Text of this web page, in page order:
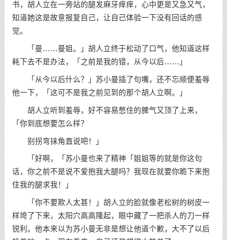
书，胡人立在一旁站的腿发麻牙痒痒，心中更是又急又气，
知道她这是故意报复自己，让自己体验一下没有回话的感
觉。
「曼……曼姐。」胡人立终于松动了口气，他知道这样
耗下去不是办法，「之前是我的错，从今以后……」
「从今以后什么？」苏小曼插了句嘴，还不忘顺便羞辱
他一下，「这可不是我之前见到的那个胡人立啊。」
胡人立听到羞辱，好不容易憋住的脾气又顶了上来，
「你到底想要怎么样？
别拐弯抹角直说吧！」
「好啊，「苏小曼也来了精神「姐姐等的就是你这句
话，你之前不是说不爱抱我大腿吗？我现在就要你跪下来抱
住我的腿求我！」
「你不要欺人太甚！」胡人立的脸就像老松树的树皮一
样垮了下来，太阳穴高高隆起，眼中藏了一把杀人的刀一样
锐利。他本来以为苏小曼无非是想让他道个歉，大不了以后